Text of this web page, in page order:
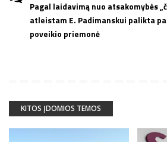
Pagal laidavimą nuo atsakomybės
atleistam E. Padimanskui palikta
poveikio priemonė
KITOS ĮDOMIOS TEMOS